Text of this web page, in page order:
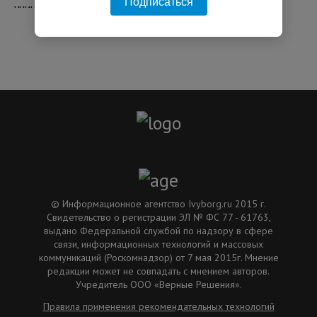
06:18 04.08.2026
© Информационное агентство Ivyborg.ru 2015 г.
Свидетельство о регистрации ЭЛ № ФС 77 - 61763,
выдано Федеральной службой по надзору в сфере
связи, информационных технологий и массовых
коммуникаций (Роскомнадзор) от 7 мая 2015г. Мнение
редакции может не совпадать с мнением авторов.
Учредитель ООО «Верные Решения».
Правила применения рекомендательных технологий